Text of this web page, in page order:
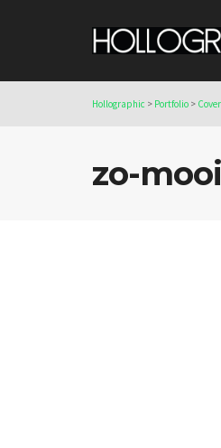
Hollographic > Portfolio >
zo-